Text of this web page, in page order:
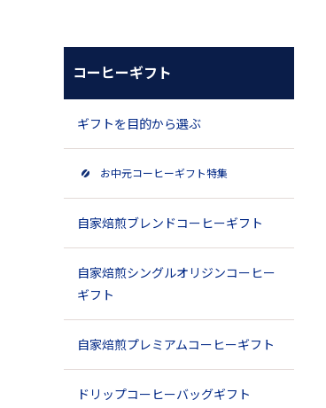
コーヒーギフト
ギフトを目的から選ぶ
お中元コーヒーギフト特集
自家焙煎ブレンドコーヒーギフト
自家焙煎シングルオリジンコーヒー
ギフト
自家焙煎プレミアムコーヒーギフト
ドリップコーヒーバッグギフト